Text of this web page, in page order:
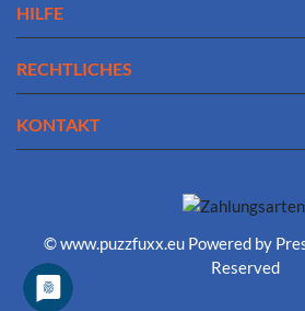
HILFE
RECHTLICHES
KONTAKT
© www.puzzfuxx.eu Powered by
Reserved